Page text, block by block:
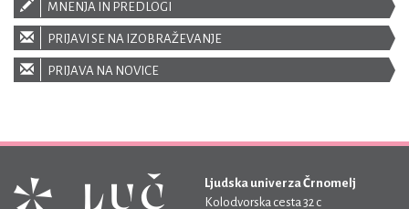
MNENJA IN PREDLOGI
PRIJAVI SE NA IZOBRAŽEVANJE
PRIJAVA NA NOVICE
Ljudska univerza Črnomelj
Kolodvorska cesta 32 c